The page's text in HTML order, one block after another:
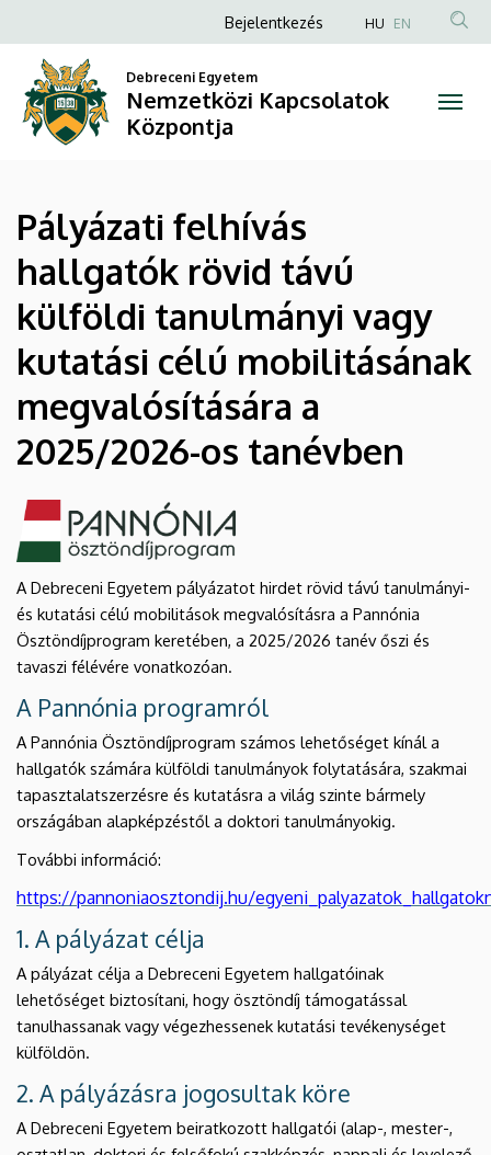
felhívás
hallgatók
rövid
távú
külföldi
tanulmányi
vagy
kutatási
célú
mobilitásának
megvalósítására
a
2025/2026-
os
tanévben
Nemzetközi
Kapcsolatok
Központja
a
tartalomra
Anonim
fiók
menüje
Bejelentkezés HU EN
Debreceni Egyetem
Nemzetközi Kapcsolatok
Központja
Pályázati felhívás
hallgatók rövid távú
külföldi tanulmányi vagy
kutatási célú mobilitásának
megvalósítására a
2025/2026-os tanévben
A Debreceni Egyetem pályázatot hirdet rövid távú tanulmányi-
és kutatási célú mobilitások megvalósításra a Pannónia
Ösztöndíjprogram keretében, a 2025/2026 tanév őszi és
tavaszi félévére vonatkozóan.
A Pannónia programról
A Pannónia Ösztöndíjprogram számos lehetőséget kínál a
hallgatók számára külföldi tanulmányok folytatására, szakmai
tapasztalatszerzésre és kutatásra a világ szinte bármely
országában alapképzéstől a doktori tanulmányokig.
További információ:
https://pannoniaosztondij.hu/
1. A pályázat célja
A pályázat célja a Debreceni Egyetem hallgatóinak
lehetőséget biztosítani, hogy ösztöndíj támogatással
tanulhassanak vagy végezhessenek kutatási tevékenységet
külföldön.
2. A pályázásra jogosultak köre
A Debreceni Egyetem beiratkozott hallgatói (alap-, mester-,